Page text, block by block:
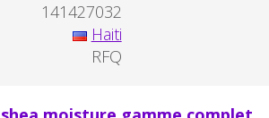
141427032
Haiti
RFQ